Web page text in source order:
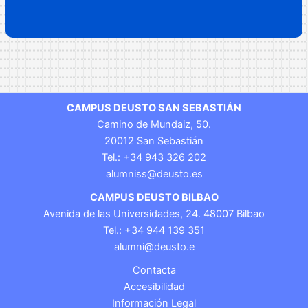
CAMPUS DEUSTO SAN SEBASTIÁN
Camino de Mundaiz, 50.
20012 San Sebastián
Tel.: +34 943 326 202
alumniss@deusto.es
CAMPUS DEUSTO BILBAO
Avenida de las Universidades, 24. 48007 Bilbao
Tel.: +34 944 139 351
alumni@deusto.e
Contacta
Accesibilidad
Información Legal